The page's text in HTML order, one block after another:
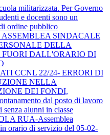
militarizzata. Per Governo
e docenti sono un
ordine pubblico
ASSEMBLEA SINDACALE
DELLA
FUORI DALL'ORARIO DI
CCNL 22/24- ERRORI DI
NELLA
DEI FONDI,
dal posto di lavoro
senza alunni in classe
RUA-Assemblea
orario di servizio del 05-02-